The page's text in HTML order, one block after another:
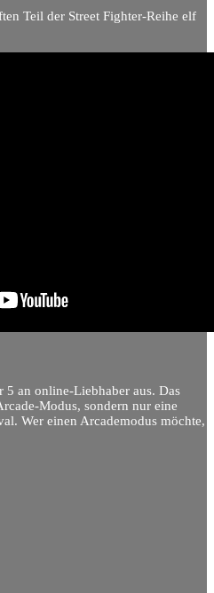
Teil der Street Fighter-Reihe elf
5 an online-Liebhaber aus. Das
Modus, sondern nur eine
Wer einen Arcademodus möchte,